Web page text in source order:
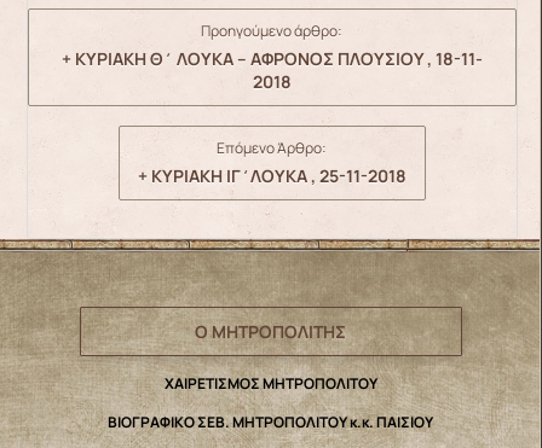
Προηγούμενο άρθρο:
+ ΚΥΡΙΑΚΗ Θ΄ ΛΟΥΚΑ – ΑΦΡΟΝΟΣ ΠΛΟΥΣΙΟΥ , 18-11-
2018
Επόμενο Άρθρο:
+ ΚΥΡΙΑΚΗ ΙΓ΄ΛΟΥΚΑ , 25-11-2018
Ο ΜΗΤΡΟΠΟΛΙΤΗΣ
ΧΑΙΡΕΤΙΣΜΟΣ ΜΗΤΡΟΠΟΛΙΤΟΥ
ΒΙΟΓΡΑΦΙΚΟ ΣΕΒ. ΜΗΤΡΟΠΟΛΙΤΟΥ κ.κ. ΠΑΙΣΙΟΥ